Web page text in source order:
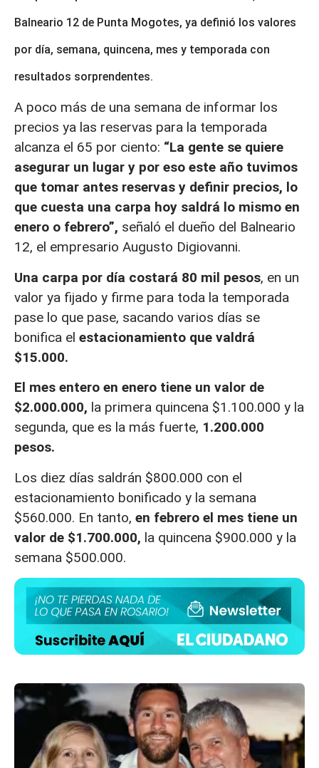
Balneario 12 de Punta Mogotes, ya definió los valores
por día, semana, quincena, mes y temporada con
resultados sorprendentes.
A poco más de una semana de informar los
precios ya las reservas para la temporada
alcanza el 65 por ciento: “La gente se quiere
asegurar un lugar y por eso este año tuvimos
que tomar antes reservas y definir precios, lo
que cuesta una carpa hoy saldrá lo mismo en
enero o febrero”, señaló el dueño del Balneario
12, el empresario Augusto Digiovanni.
Una carpa por día costará 80 mil pesos, en un
valor ya fijado y firme para toda la temporada
pase lo que pase, sacando varios días se
bonifica el estacionamiento que valdrá
$15.000.
El mes entero en enero tiene un valor de
$2.000.000, la primera quincena $1.100.000 y la
segunda, que es la más fuerte, 1.200.000
pesos.
Los diez días saldrán $800.000 con el
estacionamiento bonificado y la semana
$560.000. En tanto, en febrero el mes tiene un
valor de $1.700.000, la quincena $900.000 y la
semana $500.000.